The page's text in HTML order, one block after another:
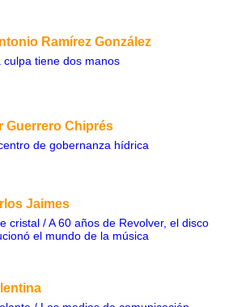
Ramírez González
culpa tiene dos manos
Guerrero Chiprés
de gobernanza hídrica
Jaimes
cristal / A 60 años de Revolver, el disco
el mundo de la música